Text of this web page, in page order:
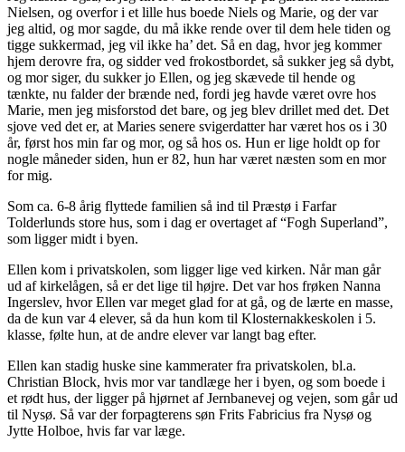
Nielsen, og overfor i et lille hus boede Niels og Marie, og der var
jeg altid, og mor sagde, du må ikke rende over til dem hele tiden og
tigge sukkermad, jeg vil ikke ha’ det. Så en dag, hvor jeg kommer
hjem derovre fra, og sidder ved frokostbordet, så sukker jeg så dybt,
og mor siger, du sukker jo Ellen, og jeg skævede til hende og
tænkte, nu falder der brænde ned, fordi jeg havde været ovre hos
Marie, men jeg misforstod det bare, og jeg blev drillet med det. Det
sjove ved det er, at Maries senere svigerdatter har været hos os i 30
år, først hos min far og mor, og så hos os. Hun er lige holdt op for
nogle måneder siden, hun er 82, hun har været næsten som en mor
for mig.
Som ca. 6-8 årig flyttede familien så ind til Præstø i Farfar
Tolderlunds store hus, som i dag er overtaget af “Fogh Superland”,
som ligger midt i byen.
Ellen kom i privatskolen, som ligger lige ved kirken. Når man går
ud af kirkelågen, så er det lige til højre. Det var hos frøken Nanna
Ingerslev, hvor Ellen var meget glad for at gå, og de lærte en masse,
da de kun var 4 elever, så da hun kom til Klosternakkeskolen i 5.
klasse, følte hun, at de andre elever var langt bag efter.
Ellen kan stadig huske sine kammerater fra privatskolen, bl.a.
Christian Block, hvis mor var tandlæge her i byen, og som boede i
et rødt hus, der ligger på hjørnet af Jernbanevej og vejen, som går ud
til Nysø. Så var der forpagterens søn Frits Fabricius fra Nysø og
Jytte Holboe, hvis far var læge.